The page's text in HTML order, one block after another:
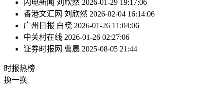
闪电新闻 刘欣然 2026-01-29 19:17:06
香港文汇网 刘欣然 2026-02-04 16:14:06
广州日报 白晓 2026-01-26 11:04:06
中关村在线 2026-01-26 02:27:06
证券时报网 曹晨 2025-08-05 21:44
时报热榜
换一换